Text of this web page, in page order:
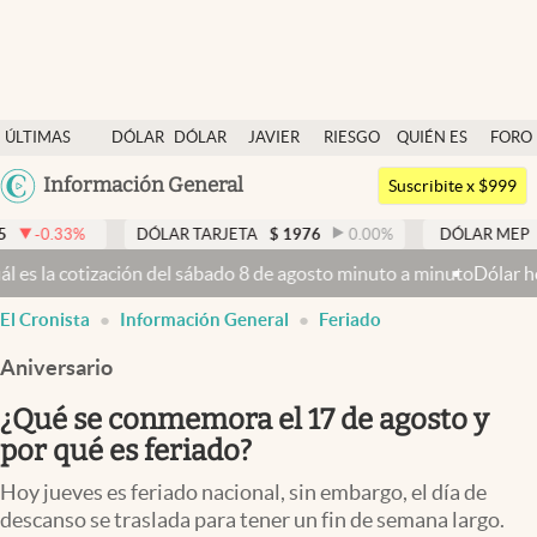
ÚLTIMAS
NOTICIAS
DÓLAR
DÓLAR
JAVIER
RIESGO
QUIÉN ES
QUIÉN
FORO
Argentina
México
Información General
Dólar
Members
Economía y Política
Finanzas y Mercados
Mercados Online
Negocios
Columnistas
Otras secciones
Apertura
Suscribite x $999
DÓLAR TARJETA $ 1976 0.00 % DÓLAR MEP 1526,03
del sábado 8 de agosto minuto a minutoDólar hoy y dólar blue
El Cronista Información General Feriado
Aniversario
¿Qué se conmemora el 17 de agosto y
por qué es feriado?
Hoy jueves es feriado nacional, sin embargo, el día de
descanso se traslada para tener un fin de semana largo.